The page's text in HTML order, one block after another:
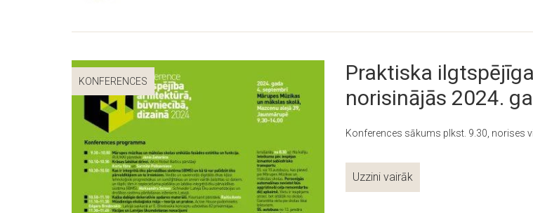
KONFERENCES
Praktiska
norisinājās 2024.
Konferences sākums plkst. 9.30, norises
Uzzini vairāk